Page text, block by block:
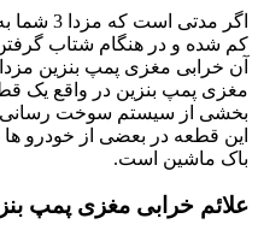
اگر
کم شده و در هنگام شتاب
آن خرابی مغزی پمپ بنزین مزدا 3 می باشد.
مغزی پمپ بنزین در واقع یک
این قطعه در بعضی از خودرو
باک ماشین است.
علائم خرابی مغزی پمپ